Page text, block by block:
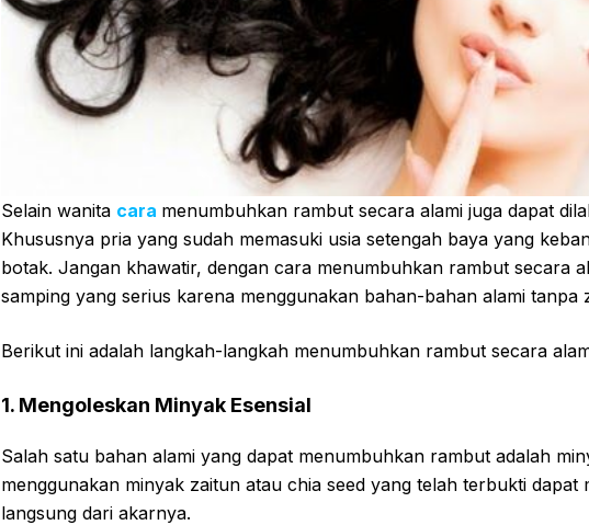
Selain wanita cara menumbuhkan rambut secara alami juga dapat
Khususnya pria yang sudah memasuki usia setengah baya yang
botak. Jangan khawatir, dengan cara menumbuhkan rambut secara
samping yang serius karena menggunakan bahan-bahan alami tanpa
Berikut ini adalah langkah-langkah menumbuhkan rambut secara
1. Mengoleskan Minyak Esensial
Salah satu bahan alami yang dapat menumbuhkan rambut adalah
menggunakan minyak zaitun atau chia seed yang telah terbukti
langsung dari akarnya.